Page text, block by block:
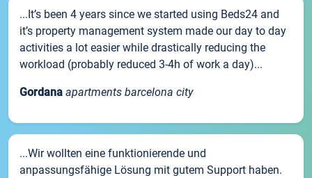
...It’s been 4 years since we started using Beds24 and
it’s property management system made our day to day
activities a lot easier while drastically reducing the
workload (probably reduced 3-4h of work a day)...
Gordana apartments barcelona city
...Wir wollten eine funktionierende und
anpassungsfähige Lösung mit gutem Support haben.